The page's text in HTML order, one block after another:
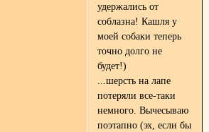
удержались от
соблазна! Кашля у
моей собаки теперь
точно долго не
будет!)
...шерсть на лапе
потеряли все-таки
немного. Вычесываю
поэтапно (эх, если бы